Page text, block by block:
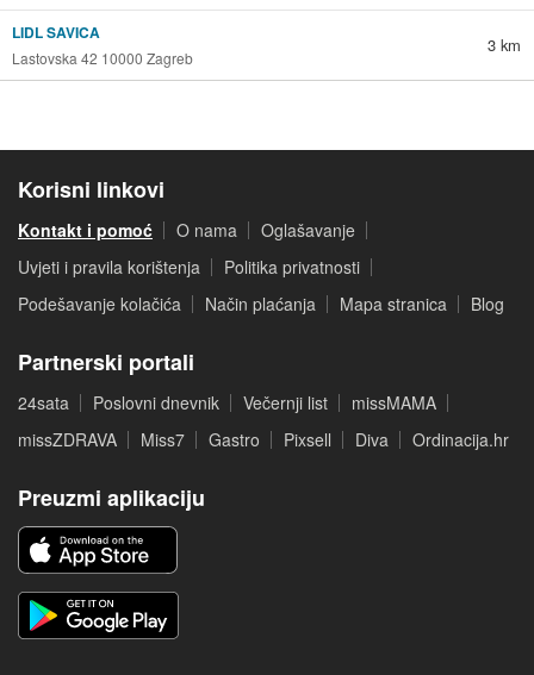
LIDL SAVICA
Lastovska 42 10000 Zagreb
3 km
Korisni linkovi
Kontakt i pomoć O nama
Oglašavanje
Uvjeti i pravila korištenja
Politika privatnosti
Podešavanje kolačića
Način plaćanja Mapa stranica Blog
Partnerski portali
24sata Poslovni dnevnik Večernji list
missMAMA
missZDRAVA
Miss7 Gastro Pixsell Diva Ordinacija.hr
Preuzmi aplikaciju